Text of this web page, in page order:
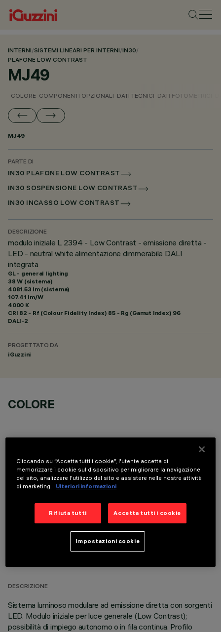
INTERNI/SISTEMI LINEARI PER INTERNI/IN30/
PLAFONE LOW CONTRAST
MJ49
COLORE COMPONENTI OPZIONALI DATI TECNICI DATI FOTOMETRICI
MJ49
PARTE DI
IN30 PLAFONE LOW CONTRAST
IN30 SOSPENSIONE LOW CONTRAST
IN30 INCASSO LOW CONTRAST
DESCRIZIONE
modulo iniziale L 2394 - Low Contrast - emissione diretta -
LED - neutral white alimentazione dimmerabile DALI
integrata
GL - general lighting
38 W (sistema)
4081.53 lm (sistema)
107.41 lm/W
4000 K
CRI 82 - Rf (Colour Fidelity Index) 85 - Rg (Gamut Index) 96
DALI-2
PROGETTATO DA
iGuzzini
COLORE
COMPONENTI OPZIONALI
DATI TECNICI
DESCRIZIONE
Sistema luminoso modulare ad emissione diretta con sorgenti
LED. Modulo iniziale per luce generale (Low Contrast);
possibilità di impiego autonomo o in fila continua. Profilo
Cliccando su “Accetta tutti i cookie”, l'utente accetta di
memorizzare i cookie sul dispositivo per migliorare la navigazione
del sito, analizzare l'utilizzo del sito e assistere nelle nostre attività
di marketing.
Ulteriori informazioni
Rifiuta tutti Accetta tutti i cookie
Impostazioni cookie